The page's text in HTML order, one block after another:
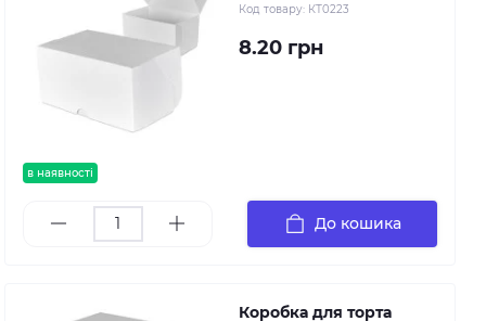
в наявності
Код товару: КТ0223
8.20 грн
До кошика
Коробка для торта